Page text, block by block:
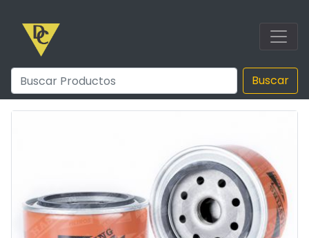
Buscar